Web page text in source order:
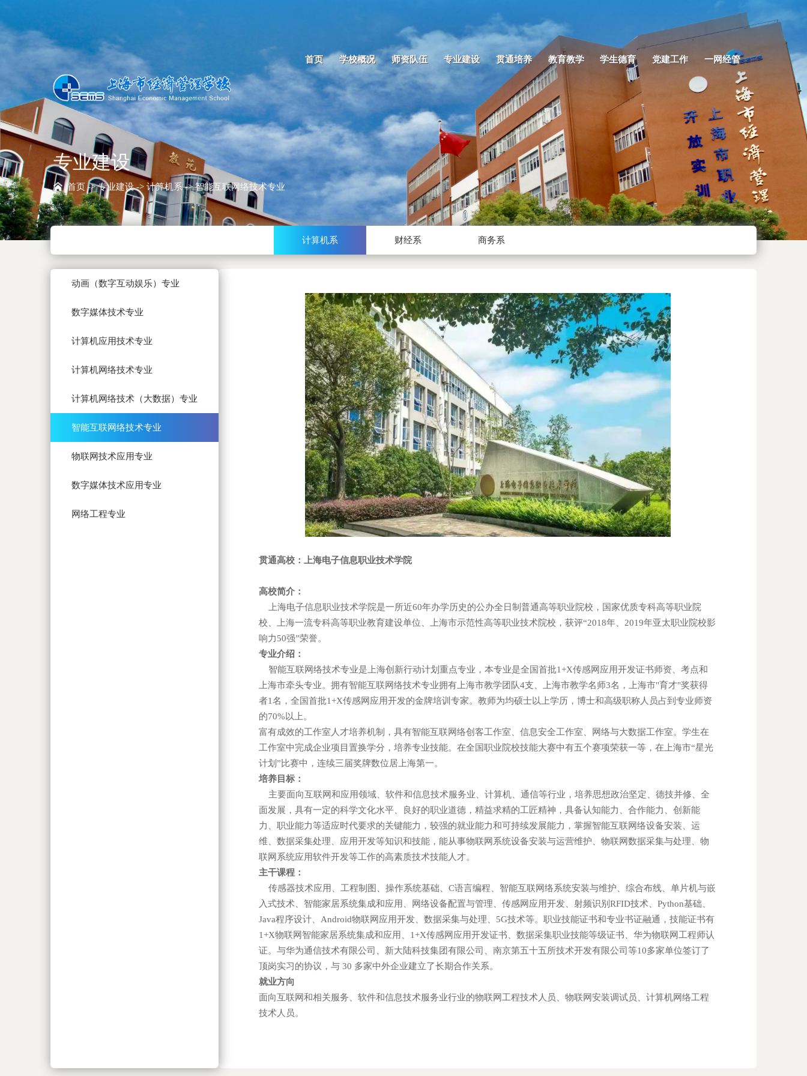
专业建设
首页->专业建设-> 计算机系-> 智能互联网络技术专业
首页 学校概况 师资队伍 专业建设 贯通培养 教育教学 学生德育 党建工作 一网经管
计算机系 财经系 商务系
动画（数字互动娱乐）专业
数字媒体技术专业
计算机应用技术专业
计算机网络技术专业
计算机网络技术（大数据）专业
智能互联网络技术专业
物联网技术应用专业
数字媒体技术应用专业
网络工程专业
贯通高校：上海电子信息职业技术学院
高校简介：
上海电子信息职业技术学院是一所近60年办学历史的公办全日制普通高等职业院校，国家优质专科高等职业院
校、上海一流专科高等职业教育建设单位、上海市示范性高等职业技术院校，获评“2018年、2019年亚太职业院校影
响力50强”荣誉。
专业介绍：
智能互联网络技术专业是上海创新行动计划重点专业，本专业是全国首批1+X传感网应用开发证书师资、考点和
上海市牵头专业。拥有智能互联网络技术专业拥有上海市教学团队4支、上海市教学名师3名，上海市"育才"奖获得
者1名，全国首批1+X传感网应用开发的金牌培训专家。教师为均硕士以上学历，博士和高级职称人员占到专业师资
的70%以上。
富有成效的工作室人才培养机制，具有智能互联网络创客工作室、信息安全工作室、网络与大数据工作室。学生在
工作室中完成企业项目置换学分，培养专业技能。在全国职业院校技能大赛中有五个赛项荣获一等，在上海市“星光
计划”比赛中，连续三届奖牌数位居上海第一。
培养目标：
主要面向互联网和应用领域、软件和信息技术服务业、计算机、通信等行业，培养思想政治坚定、德技并修、全
面发展，具有一定的科学文化水平、良好的职业道德，精益求精的工匠精神，具备认知能力、合作能力、创新能
力、职业能力等适应时代要求的关键能力，较强的就业能力和可持续发展能力，掌握智能互联网络设备安装、运
维、数据采集处理、应用开发等知识和技能，能从事物联网系统设备安装与运营维护、物联网数据采集与处理、物
联网系统应用软件开发等工作的高素质技术技能人才。
主干课程：
传感器技术应用、工程制图、操作系统基础、C语言编程、智能互联网络系统安装与维护、综合布线、单片机与嵌
入式技术、智能家居系统集成和应用、网络设备配置与管理、传感网应用开发、射频识别RFID技术、Python基础、
Java程序设计、Android物联网应用开发、数据采集与处理、5G技术等。职业技能证书和专业书证融通，技能证书有
1+X物联网智能家居系统集成和应用、1+X传感网应用开发证书、数据采集职业技能等级证书、华为物联网工程师认
证。与华为通信技术有限公司、新大陆科技集团有限公司、南京第五十五所技术开发有限公司等10多家单位签订了
顶岗实习的协议，与 30 多家中外企业建立了长期合作关系。
就业方向
面向互联网和相关服务、软件和信息技术服务业行业的物联网工程技术人员、物联网安装调试员、计算机网络工程
技术人员。